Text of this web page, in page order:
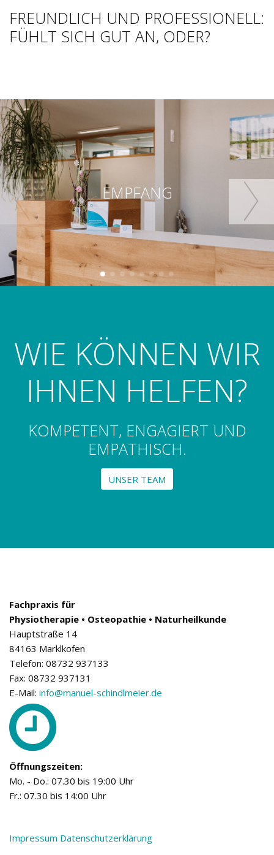
FREUNDLICH UND PROFESSIONELL:
FÜHLT SICH GUT AN, ODER?
EMPFANG
WIE KÖNNEN WIR
IHNEN HELFEN?
KOMPETENT, ENGAGIERT UND
EMPATHISCH.
UNSER TEAM
Fachpraxis für
Physiotherapie • Osteopathie • Naturheilkunde
Hauptstraße 14
84163 Marklkofen
Telefon: 08732 937133
Fax: 08732 937131
E-Mail: info@manuel-schindlmeier.de
Öffnungszeiten:
Mo. - Do.: 07.30 bis 19:00 Uhr
Fr.: 07.30 bis 14:00 Uhr
Impressum Datenschutzerklärung